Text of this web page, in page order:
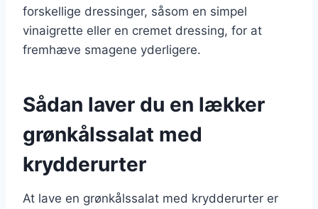
forskellige dressinger, såsom en simpel
vinaigrette eller en cremet dressing, for at
fremhæve smagene yderligere.
Sådan laver du en lækker
grønkålssalat med
krydderurter
At lave en grønkålssalat med krydderurter er